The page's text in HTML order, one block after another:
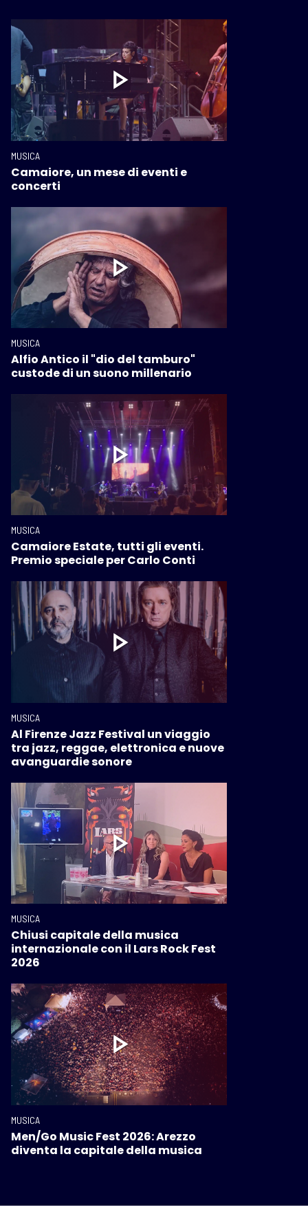
MUSICA
Camaiore, un mese di eventi e
concerti
MUSICA
Alfio Antico il "dio del tamburo"
custode di un suono millenario
MUSICA
Camaiore Estate, tutti gli eventi.
Premio speciale per Carlo Conti
MUSICA
Al Firenze Jazz Festival un viaggio
tra jazz, reggae, elettronica e nuove
avanguardie sonore
MUSICA
Chiusi capitale della musica
internazionale con il Lars Rock Fest
2026
MUSICA
Men/Go Music Fest 2026: Arezzo
diventa la capitale della musica